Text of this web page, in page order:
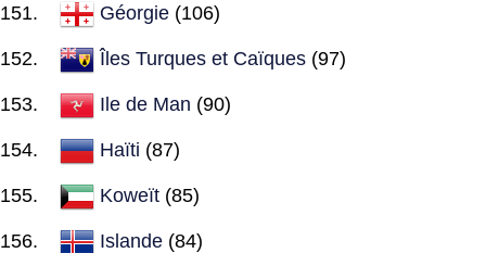
Géorgie (106)
Îles Turques et Caïques (97)
Ile de Man (90)
Haïti (87)
Koweït (85)
Islande (84)